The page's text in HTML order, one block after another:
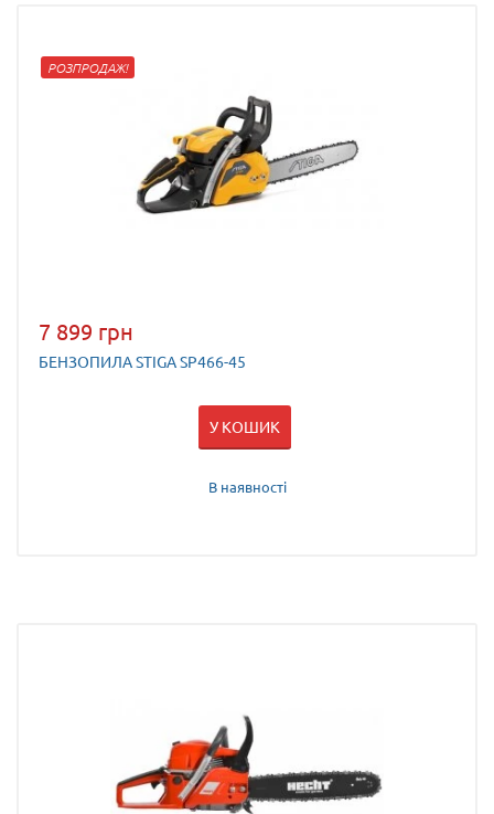
РОЗПРОДАЖ!
7 899 грн
БЕНЗОПИЛА STIGA SP466-45
У КОШИК
В наявності